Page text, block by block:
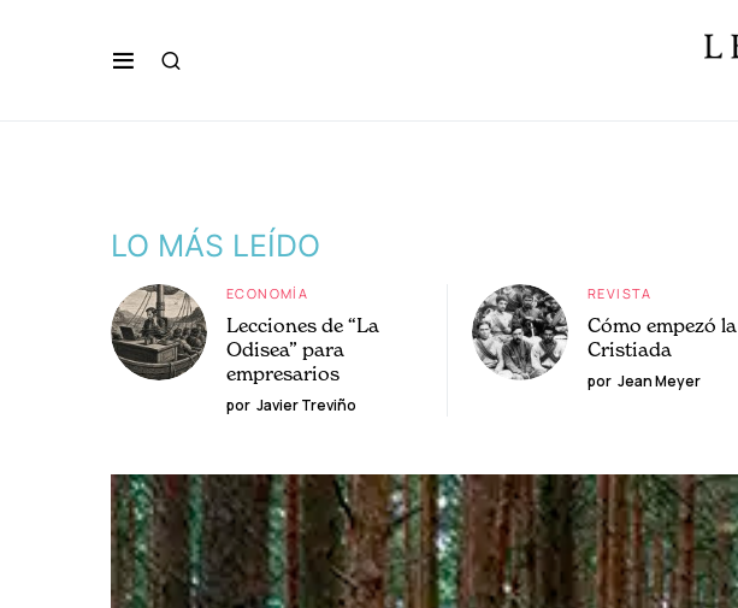
LO MÁS LEÍDO
ECONOMÍA
Lecciones de “La
Odisea” para
empresarios
por Javier Treviño
REVISTA
Cómo empezó la
Cristiada
por Jean Meyer